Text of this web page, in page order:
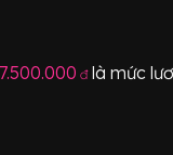
đlà mức